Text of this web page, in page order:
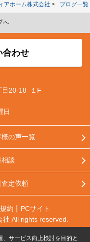
アホーム株式会社 ブログ一覧
へ
合わせ
目20-18 １F
日
様の声一覧
談
査定依頼
約
PCサイト
All rights reserved.
サービス向上検討を目的と